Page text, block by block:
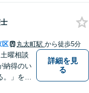
区 丸太町駅 から徒歩5分
曜相談
納得のい
」をモ
詳細を見
る